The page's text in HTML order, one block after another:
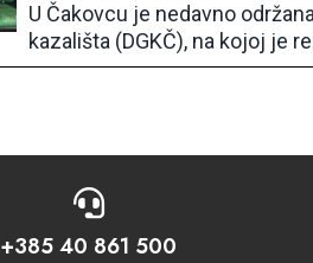
U Čakovcu je nedavno
kazališta (DGKČ), na kojoj je

+385 40 861 500